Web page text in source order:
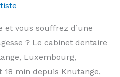
et vous souffrez d’une
? Le cabinet dentaire
Luxembourg,
18 min depuis Knutange,